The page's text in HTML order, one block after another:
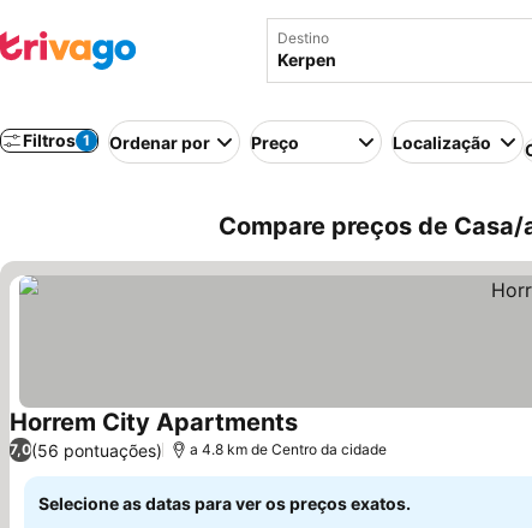
Destino
Filtros 1 Ordenar por Preço Localização
Compare preços de
Horrem City ApartmentsVer preços
7,0(56 pontuações) a 4.8 km de Centro da cidade
Selecione as datas para ver os preços exatos.